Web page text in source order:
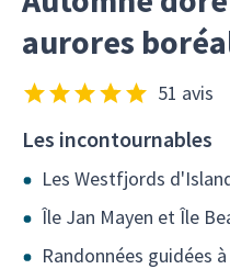
aurores
51 avis
Les incontournables
Les Westfjords
Île Jan Mayen et Île
Randonnées guidées